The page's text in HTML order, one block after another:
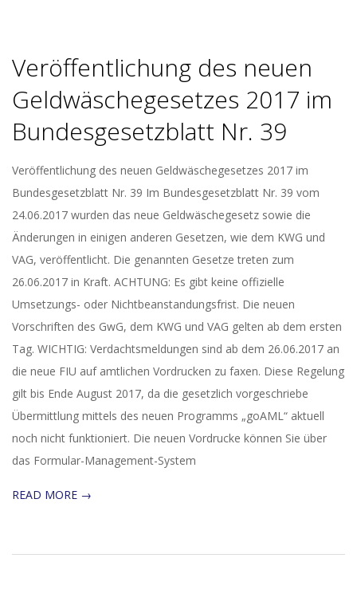
Veröffentlichung des neuen
Geldwäschegesetzes 2017 im
Bundesgesetzblatt Nr. 39
2017-
06-
25
Veröffentlichung des neuen Geldwäschegesetzes 2017 im
Bundesgesetzblatt Nr. 39 Im Bundesgesetzblatt Nr. 39 vom
24.06.2017 wurden das neue Geldwäschegesetz sowie die
Änderungen in einigen anderen Gesetzen, wie dem KWG und
VAG, veröffentlicht. Die genannten Gesetze treten zum
26.06.2017 in Kraft. ACHTUNG: Es gibt keine offizielle
Umsetzungs- oder Nichtbeanstandungsfrist. Die neuen
Vorschriften des GwG, dem KWG und VAG gelten ab dem ersten
Tag. WICHTIG: Verdachtsmeldungen sind ab dem 26.06.2017 an
die neue FIU auf amtlichen Vordrucken zu faxen. Diese Regelung
gilt bis Ende August 2017, da die gesetzlich vorgeschriebe
Übermittlung mittels des neuen Programms „goAML“ aktuell
noch nicht funktioniert. Die neuen Vordrucke können Sie über
das Formular-Management-System
READ MORE →